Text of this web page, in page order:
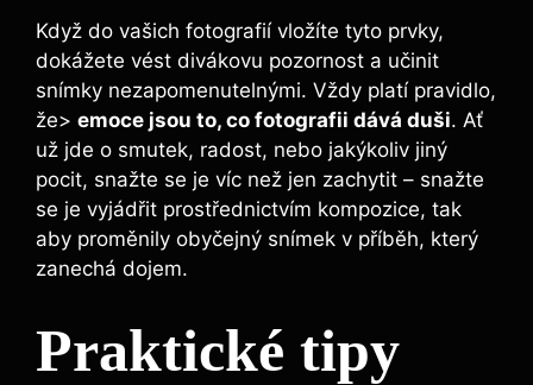
Když do vašich fotografií vložíte tyto prvky,
dokážete vést divákovu pozornost a učinit
snímky nezapomenutelnými. Vždy platí pravidlo,
že> emoce jsou to, co fotografii dává duši. Ať
už jde o smutek, radost, nebo jakýkoliv jiný
pocit, snažte se je víc než jen zachytit – snažte
se je vyjádřit prostřednictvím kompozice, tak
aby proměnily obyčejný snímek v příběh, který
zanechá dojem.
Praktické tipy